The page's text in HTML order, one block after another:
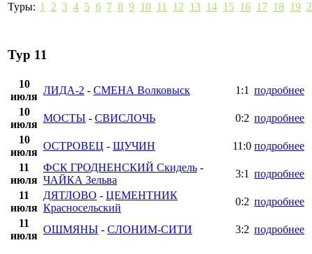
Туры: 1 2 3 4 5 6 7 8 9 10 11 12 13 14 15 16 17 18 19
Тур 11
10
июля
ЛИДА-2 - СМЕНА Волковыск 1:1 подробнее
10
июля
МОСТЫ - СВИСЛОЧЬ 0:2 подробнее
10
июля
ОСТРОВЕЦ - ЩУЧИН 11:0 подробнее
11
июля
ФСК ГРОДНЕНСКИЙ Скидель -
ЧАЙКА Зельва
3:1 подробнее
11
июля
ДЯТЛОВО - ЦЕМЕНТНИК
Красносельский
0:2 подробнее
11
июля
ОШМЯНЫ - СЛОНИМ-СИТИ 3:2 подробнее